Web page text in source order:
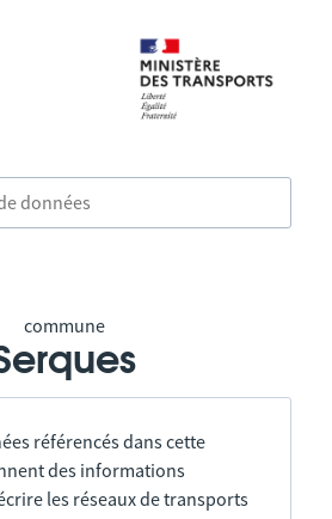
commune
référencés dans cette
des informations
les réseaux de transports